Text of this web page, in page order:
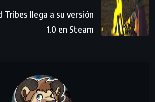
Tribes llega a su versión
1.0 en Steam